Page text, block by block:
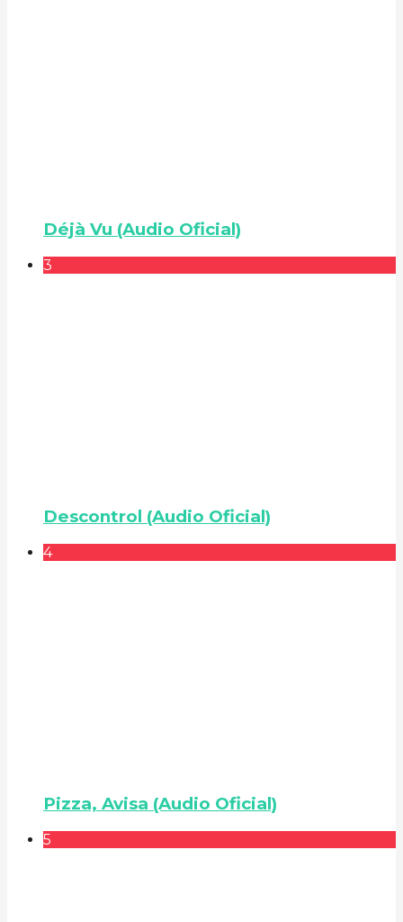
Déjà Vu (Audio Oficial)
3
Descontrol (Audio Oficial)
4
Pizza, Avisa (Audio Oficial)
5